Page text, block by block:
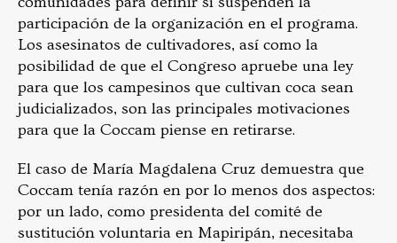
participación de la organización en el programa.
Los asesinatos de cultivadores, así como la
posibilidad de que el Congreso apruebe una ley
para que los campesinos que cultivan coca sean
judicializados, son las principales motivaciones
para que la Coccam piense en retirarse.
El caso de María Magdalena Cruz demuestra que
Coccam tenía razón en por lo menos dos aspectos:
por un lado, como presidenta del comité de
sustitución voluntaria en Mapiripán, necesitaba